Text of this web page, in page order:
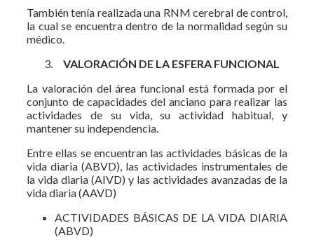
También tenía realizada una RNM cerebral de control,
la cual se encuentra dentro de la normalidad según su
médico.
VALORACIÓN DE LA ESFERA FUNCIONAL
La valoración del área funcional está formada por el
conjunto de capacidades del anciano para realizar las
actividades de su vida, su actividad habitual, y
mantener su independencia.
Entre ellas se encuentran las actividades básicas de la
vida diaria (ABVD), las actividades instrumentales de
la vida diaria (AIVD) y las actividades avanzadas de la
vida diaria (AAVD)
ACTIVIDADES BÁSICAS DE LA VIDA DIARIA
(ABVD)